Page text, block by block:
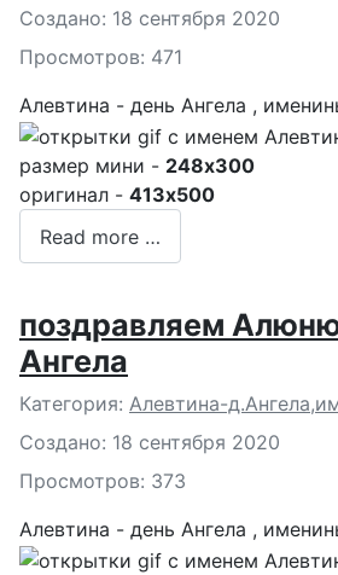
Создано: 18 сентября 2020
Просмотров: 471
Алевтина - день Ангела ,
размер мини - 248x300
оригинал - 413x500
Read more …
поздравляем
Ангела
Подробности
Категория: Алевтина-
Создано: 18 сентября 2020
Просмотров: 373
Алевтина - день Ангела ,